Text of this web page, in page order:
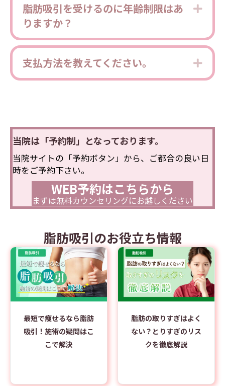
脂肪吸引を受けるのに年齢制限はあ
りますか？
支払方法を教えてください。
当院は「予約制」となっております。
当院サイトの「予約ボタン」から、ご都合の良い日
時をご予約下さい。
WEB予約はこちらから
まずは無料カウンセリングにお越しください
脂肪吸引のお役立ち情報
最短で痩せるなら脂肪
吸引！施術の疑問はこ
こで解決
脂肪の取りすぎはよく
ない？とりすぎのリス
クを徹底解説